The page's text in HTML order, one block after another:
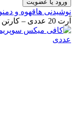
نوشیدنی هاقهوه و
آرت 20 عددی – کارتن 24 عددی